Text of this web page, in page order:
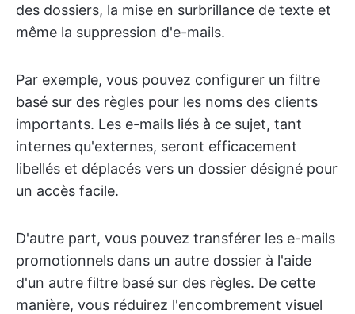
des dossiers, la mise en surbrillance de texte et
même la suppression d'e-mails.
Par exemple, vous pouvez configurer un filtre
basé sur des règles pour les noms des clients
importants. Les e-mails liés à ce sujet, tant
internes qu'externes, seront efficacement
libellés et déplacés vers un dossier désigné pour
un accès facile.
D'autre part, vous pouvez transférer les e-mails
promotionnels dans un autre dossier à l'aide
d'un autre filtre basé sur des règles. De cette
manière, vous réduirez l'encombrement visuel